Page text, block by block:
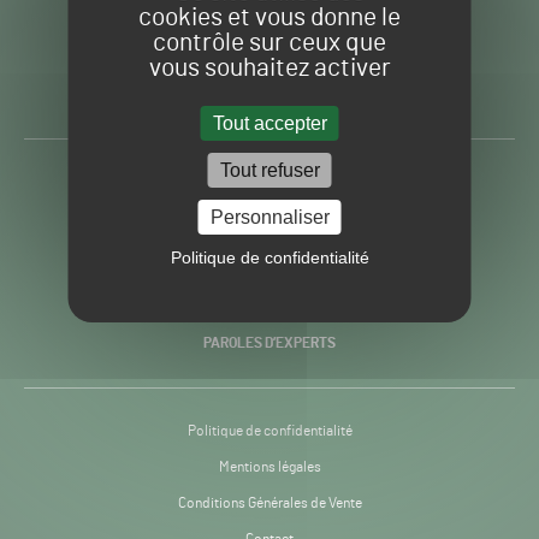
cookies et vous donne le
contrôle sur ceux que
vous souhaitez activer
Tout accepter
Tout refuser
Personnaliser
Politique de confidentialité
Gazon
Sport
H24
-
Toute l’info autour du
PRATIQUES
PAROLES D’EXPERTS
Politique de confidentialité
Mentions légales
Conditions Générales de Vente